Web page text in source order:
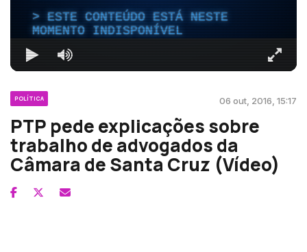
ESTE CONTEÚDO ESTÁ NESTE
MOMENTO INDISPONÍVEL
POLÍTICA 06 out, 2016, 15:17
PTP pede explicações sobre
trabalho de advogados da
Câmara de Santa Cruz (Vídeo)